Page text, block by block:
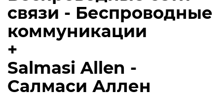
связи - Беспроводные
коммуникации
+
Salmasi Allen -
Салмаси Аллен